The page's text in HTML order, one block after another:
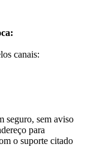
canais:
seguro, sem aviso
para
o suporte citado